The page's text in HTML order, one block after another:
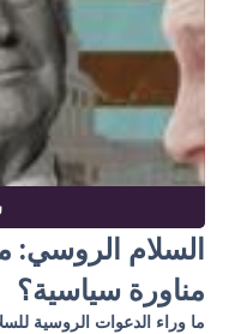
السلام الروسي:
مناورة سياسية؟
ما وراء الدعوات الروسية